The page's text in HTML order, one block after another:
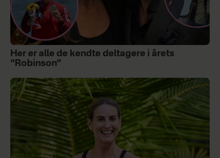
Her er alle de kendte deltagere i årets
“Robinson”